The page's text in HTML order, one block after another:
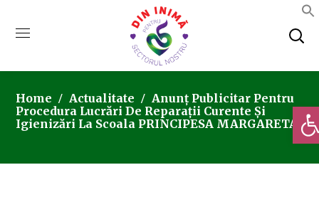
Home Actualitate
Anunț Publicitar Pentru
Procedura Lucrări De Reparații Curente Și
Igienizări La Scoala PRINCIPESA MARGARETA